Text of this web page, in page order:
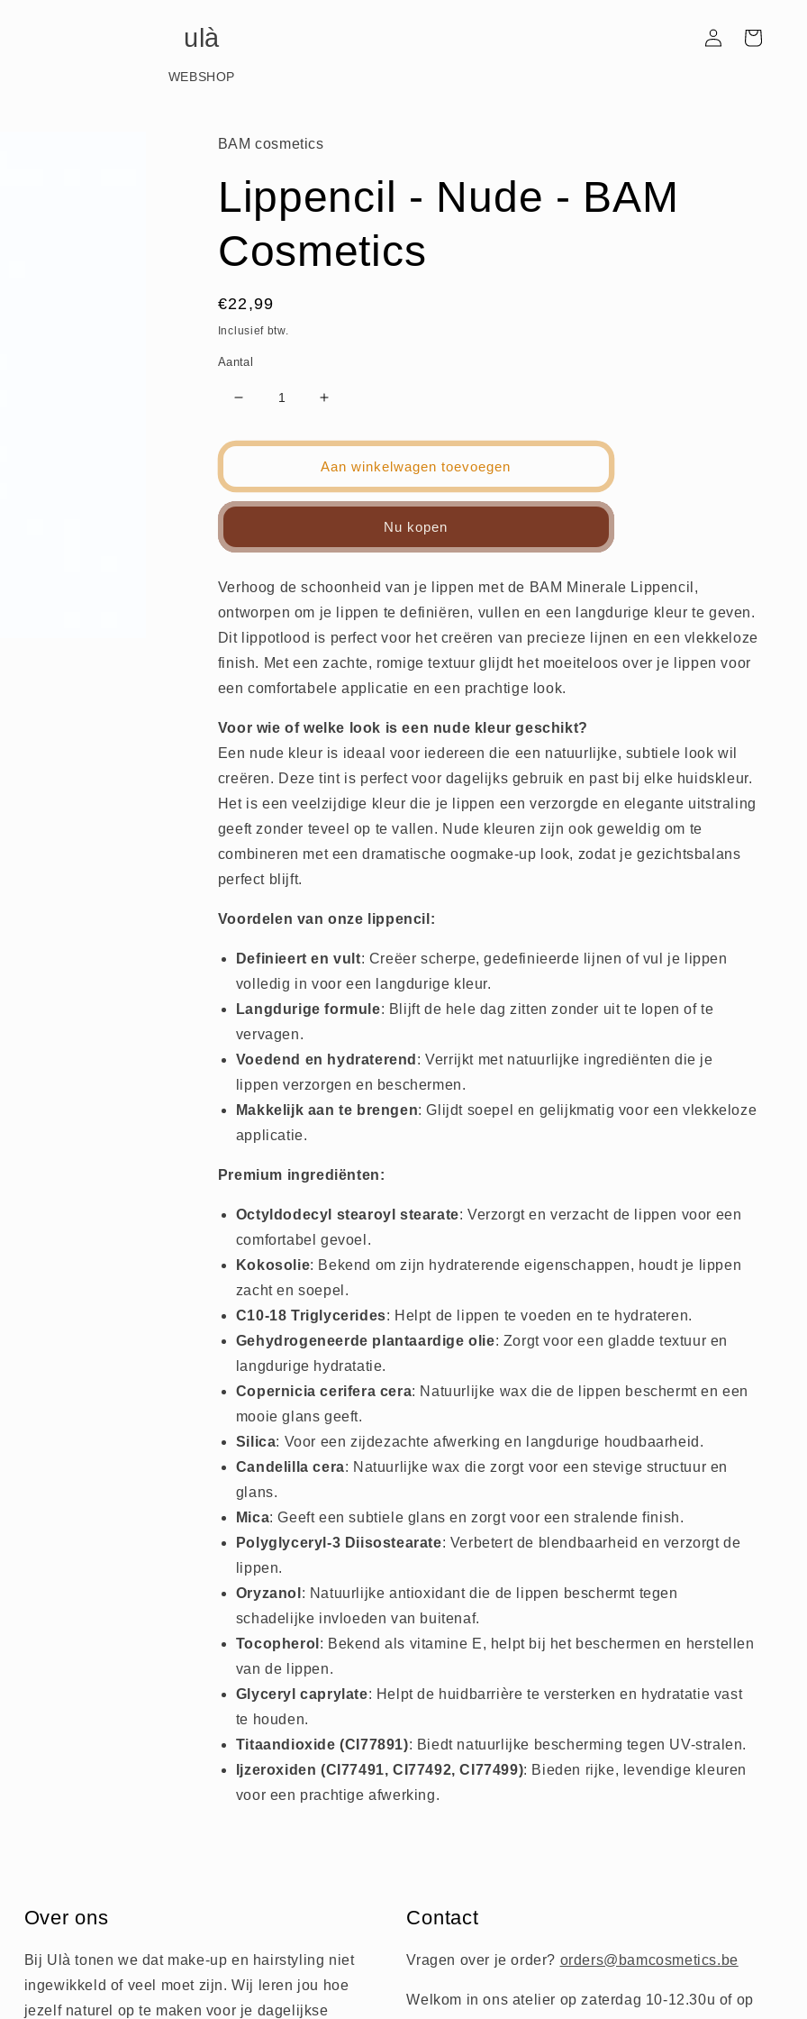
ulà
WEBSHOP
InloggenWinkelwagen
BAM cosmetics
Lippencil - Nude - BAM
Cosmetics
Normale
prijs
€22,99
Inclusief btw.
Aantal
Aantal
voor
Nude
Cosmetics
Aantal
voor
Lippencil
Nude
Cosmetics
Aan winkelwagen toevoegen
Nu kopen
Verhoog de schoonheid van je lippen met de BAM Minerale Lippencil,
ontworpen om je lippen te definiëren, vullen en een langdurige kleur te geven.
Dit lippotlood is perfect voor het creëren van precieze lijnen en een vlekkeloze
finish. Met een zachte, romige textuur glijdt het moeiteloos over je lippen voor
een comfortabele applicatie en een prachtige look.
Voor wie of welke look is een nude kleur geschikt?
Een nude kleur is ideaal voor iedereen die een natuurlijke, subtiele look wil
creëren. Deze tint is perfect voor dagelijks gebruik en past bij elke huidskleur.
Het is een veelzijdige kleur die je lippen een verzorgde en elegante uitstraling
geeft zonder teveel op te vallen. Nude kleuren zijn ook geweldig om te
combineren met een dramatische oogmake-up look, zodat je gezichtsbalans
perfect blijft.
Voordelen van onze lippencil:
Definieert en vult: Creëer scherpe, gedefinieerde lijnen of vul je lippen
volledig in voor een langdurige kleur.
Langdurige formule: Blijft de hele dag zitten zonder uit te lopen of te
vervagen.
Voedend en hydraterend : Verrijkt met natuurlijke ingrediënten die je
lippen verzorgen en beschermen.
Makkelijk aan te brengen: Glijdt soepel en gelijkmatig voor een vlekkeloze
applicatie.
Premium ingrediënten:
Octyldodecyl stearoyl stearate: Verzorgt en verzacht de lippen voor een
comfortabel gevoel.
Kokosolie: Bekend om zijn hydraterende eigenschappen, houdt je lippen
zacht en soepel.
C10-18 Triglycerides: Helpt de lippen te voeden en te hydrateren.
Gehydrogeneerde plantaardige olie: Zorgt voor een gladde textuur en
langdurige hydratatie.
Copernicia cerifera cera: Natuurlijke wax die de lippen beschermt en een
mooie glans geeft.
Silica: Voor een zijdezachte afwerking en langdurige houdbaarheid.
Candelilla cera: Natuurlijke wax die zorgt voor een stevige structuur en
glans.
Mica: Geeft een subtiele glans en zorgt voor een stralende finish.
Polyglyceryl-3 Diisostearate: Verbetert de blendbaarheid en verzorgt de
lippen.
Oryzanol : Natuurlijke antioxidant die de lippen beschermt tegen
schadelijke invloeden van buitenaf.
Tocopherol : Bekend als vitamine E, helpt bij het beschermen en herstellen
van de lippen.
Glyceryl caprylate: Helpt de huidbarrière te versterken en hydratatie vast
te houden.
Titaandioxide (CI77891): Biedt natuurlijke bescherming tegen UV-stralen.
Ijzeroxiden (CI77491, CI77492, CI77499): Bieden rijke, levendige kleuren
voor een prachtige afwerking.
Over ons
Bij Ulà tonen we dat make-up en hairstyling niet
ingewikkeld of veel moet zijn. Wij leren jou hoe
jezelf naturel op te maken voor je dagelijkse
Contact
Vragen over je order? orders@bamcosmetics.be
Welkom in ons atelier op zaterdag 10-12.30u of op